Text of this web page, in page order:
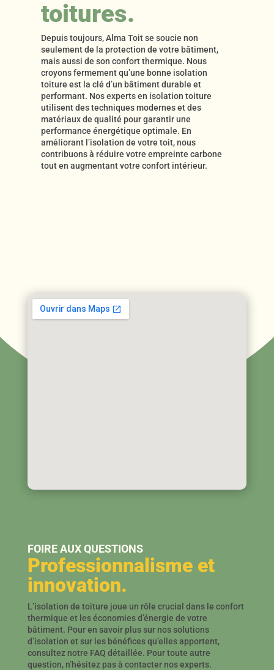
toitures.
Depuis toujours, Alma Toit se soucie non
seulement de la protection de votre bâtiment,
mais aussi de son confort thermique. Nous
croyons fermement qu’une bonne isolation
toiture est la clé d’un bâtiment durable et
performant. Nos experts en isolation toiture
utilisent des techniques modernes et des
matériaux de qualité pour garantir une
performance énergétique optimale. En
améliorant l’isolation de votre toit, nous
contribuons à réduire votre empreinte carbone
tout en augmentant votre confort intérieur.
FOIRE AUX QUESTIONS
Professionnalisme et
innovation.
L’isolation de toiture joue un rôle crucial dans le confort
thermique et les économies d’énergie de votre
bâtiment. Pour en savoir plus sur nos solutions
d’isolation et sur les bénéfices qu’elles apportent,
consultez notre FAQ détaillée. Pour toute autre
question, n’hésitez pas à contacter nos experts.